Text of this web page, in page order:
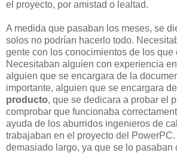
el proyecto, por amistad o lealtad.
A medida que pasaban los meses, se
solos no podrían hacerlo todo.
gente con los conocimientos de los que
Necesitaban alguien con experiencia
alguien que se encargara de la
importante, alguien que se encargara
producto, que se dedicara a probar el
comprobar que funcionaba
ayuda de los aburridos ingenieros de
trabajaban en el proyecto del
demasiado largo, ya que se lo pasaban